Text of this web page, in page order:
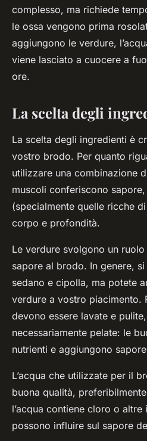
complesso, ma richiede
le ossa vengono prima
aggiungono le verdure,
viene lasciato a cuocere a
ore.
La scelta degli
La scelta degli ingredienti è
vostro brodo. Per quanto
utilizzare una combinazione
muscoli conferiscono
(specialmente quelle ricche
corpo e profondità.
Le verdure svolgono un
sapore al brodo. In genere,
sedano e cipolla, ma potete
verdure a vostro piacimento.
devono essere lavate e
necessariamente pelate: le
nutrienti e aggiungono
L’acqua che utilizzate per il
buona qualità,
l’acqua contiene cloro o altre
possono influire sul sapore